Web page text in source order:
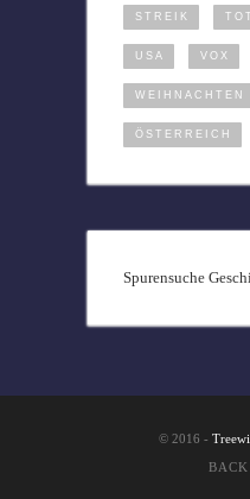
STREIK
USA VOX
WEIHNACHTEN
ÖSTERREICH
Spurensuche
© 2016 -